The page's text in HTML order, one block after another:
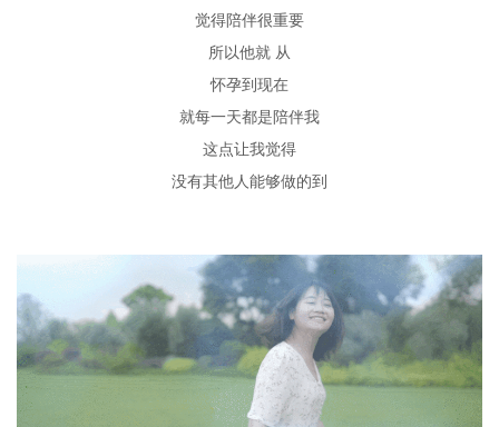
觉得陪伴很重要
所以他就 从
怀孕到现在
就每一天都是陪伴我
这点让我觉得
没有其他人能够做的到